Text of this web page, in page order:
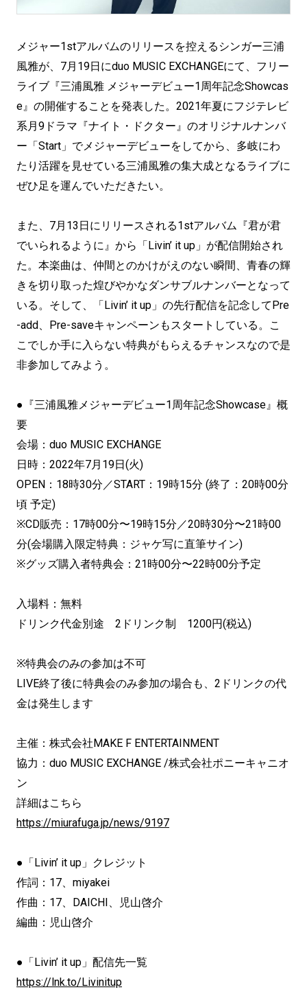
メジャー1stアルバムのリリースを控えるシンガー三浦
風雅が、7月19日にduo MUSIC EXCHANGEにて、フリー
ライブ『三浦風雅 メジャーデビュー1周年記念Showcas
e』の開催することを発表した。2021年夏にフジテレビ
系月9ドラマ『ナイト・ドクター』のオリジナルナンバ
ー「Start」でメジャーデビューをしてから、多岐にわ
たり活躍を見せている三浦風雅の集大成となるライブに
ぜひ足を運んでいただきたい。
また、7月13日にリリースされる1stアルバム『君が君
でいられるように』から「Livin’ it up」が配信開始され
た。本楽曲は、仲間とのかけがえのない瞬間、青春の輝
きを切り取った煌びやかなダンサブルナンバーとなって
いる。そして、「Livin’ it up」の先行配信を記念してPre
-add、Pre-saveキャンペーンもスタートしている。こ
こでしか手に入らない特典がもらえるチャンスなので是
非参加してみよう。
●『三浦風雅メジャーデビュー1周年記念Showcase』概
要
会場：duo MUSIC EXCHANGE
日時：2022年7月19日(火)
OPEN：18時30分／START：19時15分 (終了：20時00分
頃 予定)
※CD販売：17時00分〜19時15分／20時30分〜21時00
分(会場購入限定特典：ジャケ写に直筆サイン)
※グッズ購入者特典会：21時00分〜22時00分予定
入場料：無料
ドリンク代金別途 2ドリンク制 1200円(税込)
※特典会のみの参加は不可
LIVE終了後に特典会のみ参加の場合も、2ドリンクの代
金は発生します
主催：株式会社MAKE F ENTERTAINMENT
協力：duo MUSIC EXCHANGE /株式会社ポニーキャニオ
ン
詳細はこちら
https://miurafuga.jp/news/9197
●「Livin’ it up」クレジット
作詞：17、miyakei
作曲：17、DAICHI、児山啓介
編曲：児山啓介
●「Livin’ it up」配信先一覧
https://lnk.to/Livinitup